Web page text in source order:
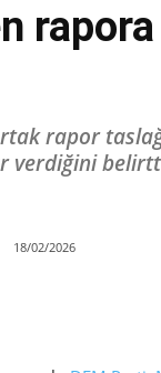
rapor
verdiğini
18/02/2026